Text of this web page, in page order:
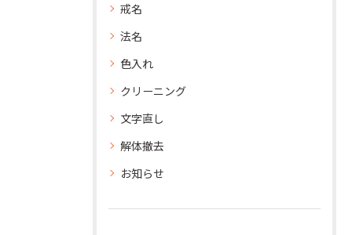
戒名
法名
色入れ
クリーニング
文字直し
解体撤去
お知らせ